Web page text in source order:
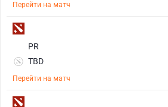
Перейти на матч
PR
TBD
Перейти на матч